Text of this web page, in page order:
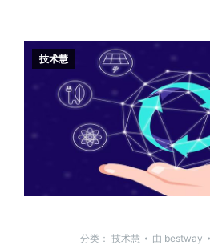
技术慧
分类： 技术慧 由 bestway